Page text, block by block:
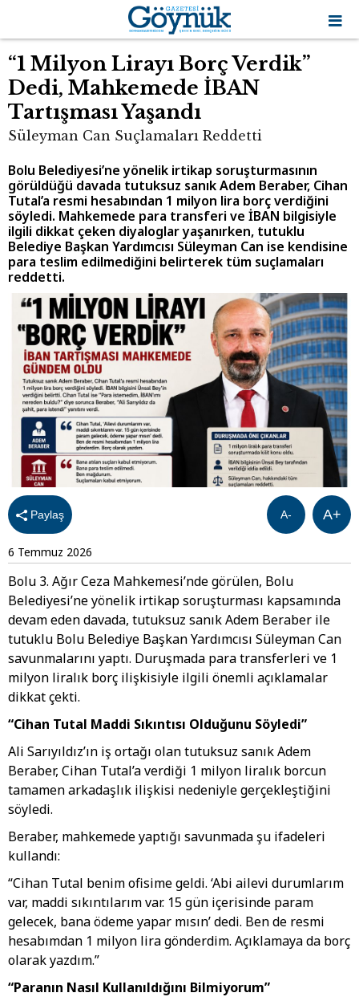
“1 Milyon Lirayı Borç Verdik”
Dedi, Mahkemede İBAN
Tartışması Yaşandı
Süleyman Can Suçlamaları Reddetti
Bolu Belediyesi’ne yönelik irtikap soruşturmasının
görüldüğü davada tutuksuz sanık Adem Beraber, Cihan
Tutal’a resmi hesabından 1 milyon lira borç verdiğini
söyledi. Mahkemede para transferi ve İBAN bilgisiyle
ilgili dikkat çeken diyaloglar yaşanırken, tutuklu
Belediye Başkan Yardımcısı Süleyman Can ise kendisine
para teslim edilmediğini belirterek tüm suçlamaları
reddetti.
Paylaş A+
A-
6 Temmuz 2026
Bolu 3. Ağır Ceza Mahkemesi’nde görülen, Bolu
Belediyesi’ne yönelik irtikap soruşturması kapsamında
devam eden davada, tutuksuz sanık Adem Beraber ile
tutuklu Bolu Belediye Başkan Yardımcısı Süleyman Can
savunmalarını yaptı. Duruşmada para transferleri ve 1
milyon liralık borç ilişkisiyle ilgili önemli açıklamalar
dikkat çekti.
“Cihan Tutal Maddi Sıkıntısı Olduğunu Söyledi”
Ali Sarıyıldız’ın iş ortağı olan tutuksuz sanık Adem
Beraber, Cihan Tutal’a verdiği 1 milyon liralık borcun
tamamen arkadaşlık ilişkisi nedeniyle gerçekleştiğini
söyledi.
Beraber, mahkemede yaptığı savunmada şu ifadeleri
kullandı:
“Cihan Tutal benim ofisime geldi. ‘Abi ailevi durumlarım
var, maddi sıkıntılarım var. 15 gün içerisinde param
gelecek, bana ödeme yapar mısın’ dedi. Ben de resmi
hesabımdan 1 milyon lira gönderdim. Açıklamaya da borç
olarak yazdım.”
“Paranın Nasıl Kullanıldığını Bilmiyorum”